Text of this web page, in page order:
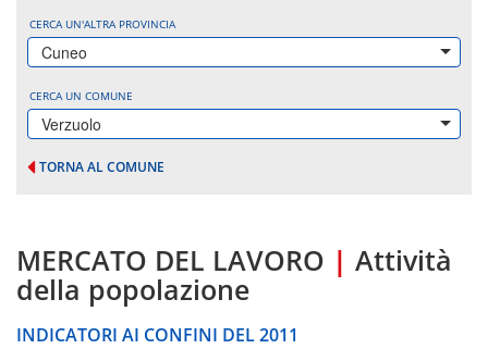
CERCA UN'ALTRA PROVINCIA
Cuneo
CERCA UN COMUNE
Verzuolo
TORNA AL COMUNE
MERCATO DEL LAVORO | Attività
della popolazione
INDICATORI AI CONFINI DEL 2011